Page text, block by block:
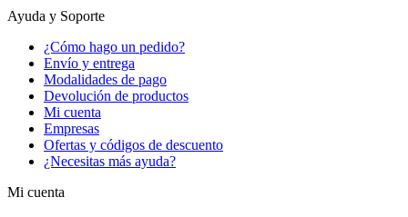
Ayuda y Soporte
¿Cómo hago un pedido?
Envío y entrega
Modalidades de pago
Devolución de productos
Mi cuenta
Empresas
Ofertas y códigos de descuento
¿Necesitas más ayuda?
Mi cuenta